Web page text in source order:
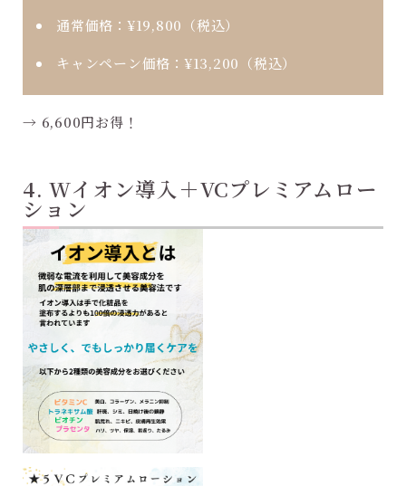
通常価格：¥19,800（税込）
キャンペーン価格：¥13,200（税込）
→ 6,600円お得！
4. Wイオン導入＋VCプレミアムロー
ション